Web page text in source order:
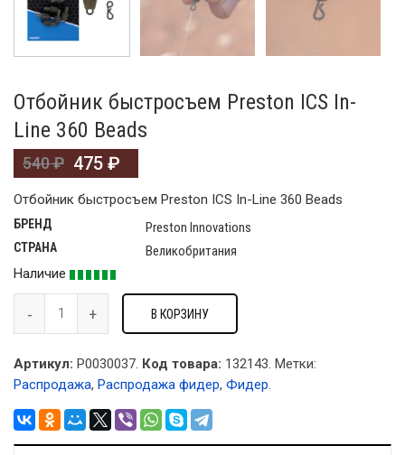
Отбойник быстросъем Preston ICS In-
Line 360 Beads
540₽ 475 ₽
Отбойник быстросъем Preston ICS In-Line 360 Beads
БРЕНД Preston Innovations
СТРАНА
Великобритания
Наличие
В КОРЗИНУ
Артикул: P0030037. Код товара: 132143. Метки:
Распродажа, Распродажа фидер, Фидер.